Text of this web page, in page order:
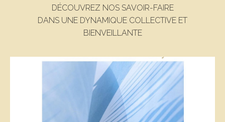
DÉCOUVREZ NOS SAVOIR-FAIRE
DANS UNE DYNAMIQUE COLLECTIVE ET
BIENVEILLANTE